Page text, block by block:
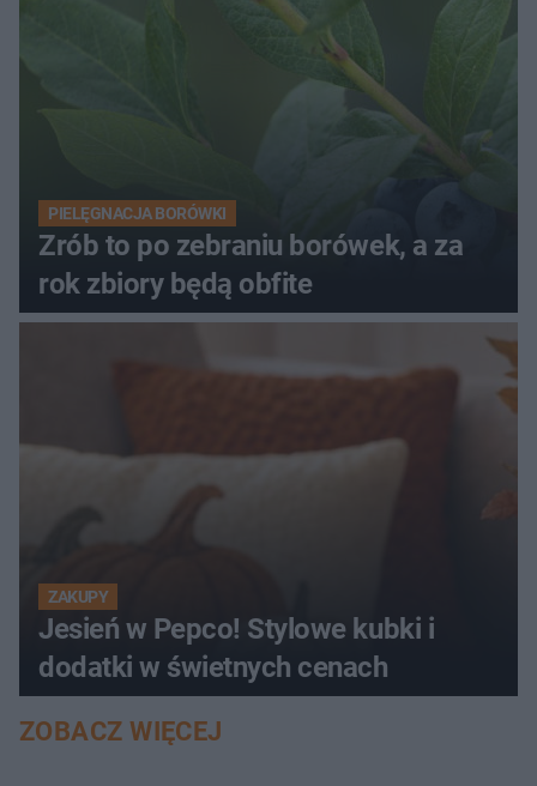
PIELĘGNACJA BORÓWKI
Zrób to po zebraniu borówek, a za
rok zbiory będą obfite
ZAKUPY
Jesień w Pepco! Stylowe kubki i
dodatki w świetnych cenach
ZOBACZ WIĘCEJ